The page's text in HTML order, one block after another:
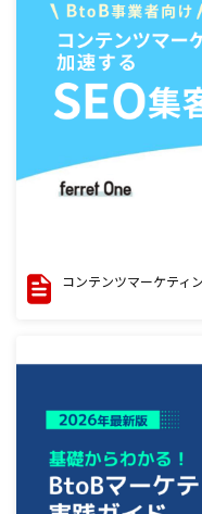
コンテンツマーケティ